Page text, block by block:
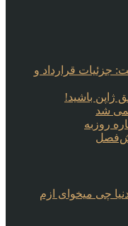
جزئیات قرارداد و
ژاپن باشید!
شد
روزبه
چی میخوای ازم